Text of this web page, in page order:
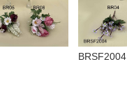
BRSF2004